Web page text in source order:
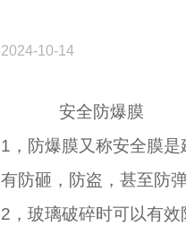
2024-10-14
安全防爆膜
1，防爆膜又称安全膜
有防砸，防盗，甚至防弹
2，玻璃破碎时可以有